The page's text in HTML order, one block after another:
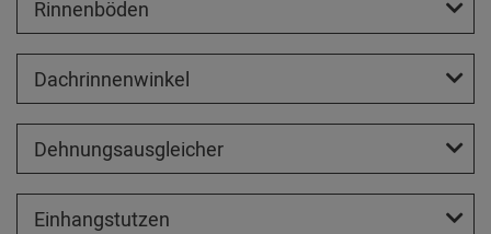
Rinnenböden
Dachrinnenwinkel
Dehnungsausgleicher
Einhangstutzen